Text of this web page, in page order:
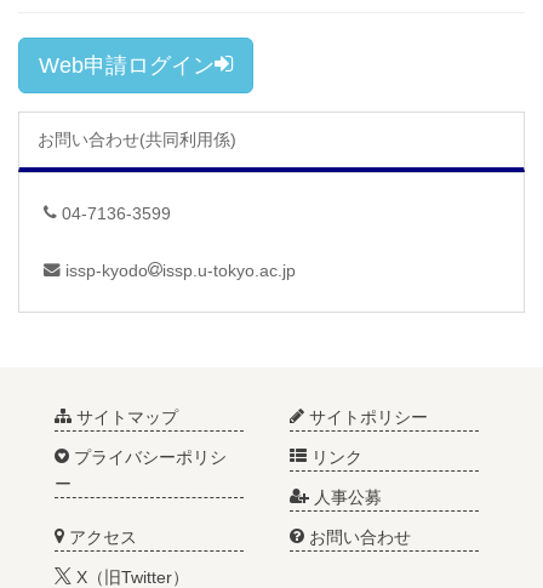
Web申請ログイン
お問い合わせ(共同利用係)
04-7136-3599
issp-kyodo issp.u-tokyo.ac.jp
サイトマップ サイトポリシー
プライバシーポリシ
ー
リンク
人事公募
アクセス お問い合わせ
X（旧Twitter）